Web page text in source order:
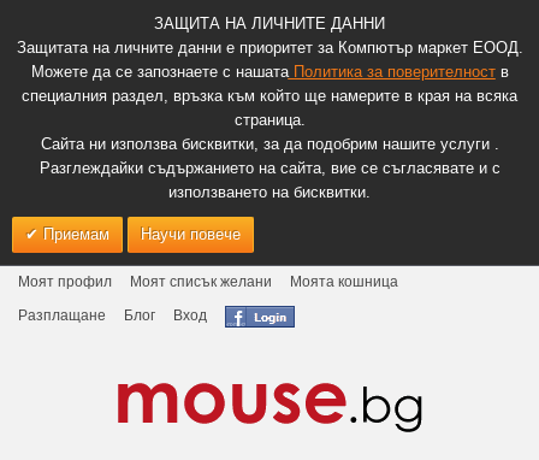
ЗАЩИТА НА ЛИЧНИТЕ ДАННИ
Защитата на личните данни е приоритет за Компютър маркет ЕООД.
Можете да се запознаете с нашатаПолитика за поверителноств
специалния раздел, връзка към който ще намерите в края на всяка
страница.
Сайта ни използва бисквитки, за да подобрим нашите услуги .
Разглеждайки съдържанието на сайта, вие се съгласявате и с
използването на бисквитки.
Приемам Научи повече
Моят профил Моят списък желани
Моята кошница
Разплащане
Блог Вход